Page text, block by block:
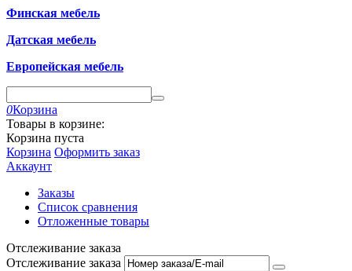
Финская мебель
Датская мебель
Европейская мебель
0Корзина
Товары в корзине:
Корзина пуста
Корзина Оформить заказ
Аккаунт
Заказы
Список сравнения
Отложенные товары
Отслеживание заказа
Отслеживание заказа